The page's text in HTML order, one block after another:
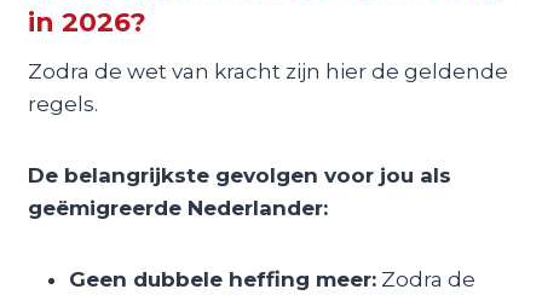
in 2026?
Zodra de wet van kracht zijn hier de geldende
regels.
De belangrijkste gevolgen voor jou als
geëmigreerde Nederlander:
Geen dubbele heffing meer:Zodra de